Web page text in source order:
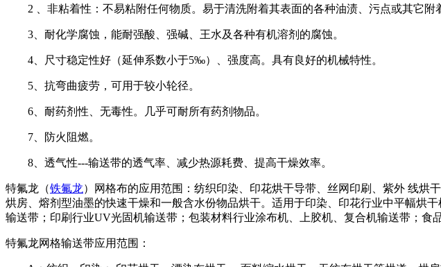
2 、非粘着性：不易粘附任何物质。易于清洗附着其表面的各种油渍、污点或其它附
3、耐化学腐蚀，能耐强酸、强碱、王水及各种有机溶剂的腐蚀。
4、尺寸稳定性好（延伸系数小于5‰）、强度高。具有良好的机械特性。
5、抗弯曲疲劳，可用于较小轮径。
6、耐药剂性、无毒性。几乎可耐所有药剂物品。
7、防火阻燃。
8、透气性---输送带的透气率、减少热源耗费、提高干燥效率。
特氟龙（铁氟龙）网格布的应用范围：纺织印染、印花烘干导带、丝网印刷、紫外 线
烘房、熔剂型油墨的快速干燥和一般含水份物品烘干。适用于印染、印花行业中平幅烘
输送带；印刷行业UV光固机输送带；包装材料行业涂布机、上胶机、复合机输送带；
特氟龙网格输送带应用范围：